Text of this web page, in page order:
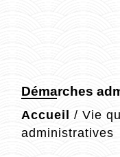
Démarches
Accueil / Vie
administratives